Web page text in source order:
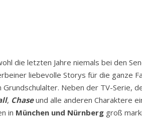
die letzten Jahre niemals bei den
liebevolle Storys für die ganze
Neben der TV-Serie,
, Chaseund alle anderen Charaktere
in München und Nürnberg groß